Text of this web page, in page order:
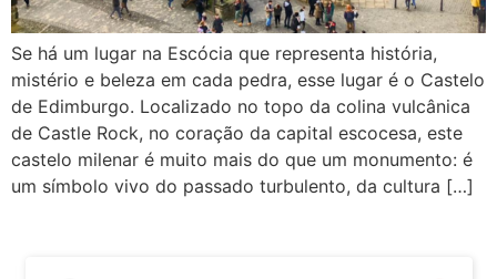
Se há um lugar na Escócia que representa história,
mistério e beleza em cada pedra, esse lugar é o Castelo
de Edimburgo. Localizado no topo da colina vulcânica
de Castle Rock, no coração da capital escocesa, este
castelo milenar é muito mais do que um monumento: é
um símbolo vivo do passado turbulento, da cultura […]